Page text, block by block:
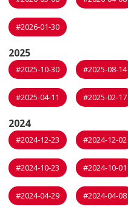
#2026-01-30
2025
#2025-10-30 #2025-08-14
#2025-04-11 #2025-02-17
2024
#2024-12-23 #2024-12-02
#2024-10-23 #2024-10-01
#2024-04-29 #2024-04-08